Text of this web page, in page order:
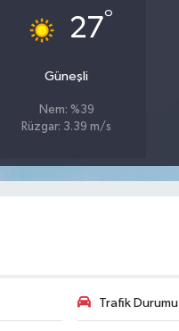
27°
Güneşli
Nem: %39
Rüzgar: 3.39 m/s
Trafik Durumu